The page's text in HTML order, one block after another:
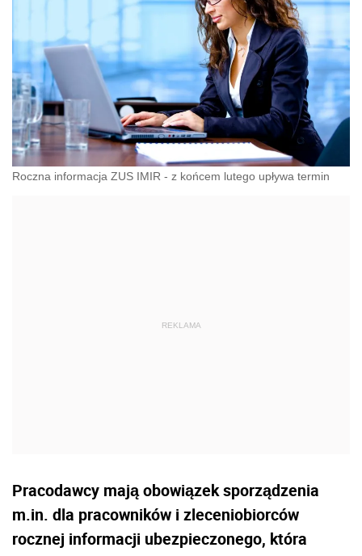
Roczna informacja ZUS IMIR - z końcem lutego upływa termin
Pracodawcy mają obowiązek sporządzenia
m.in. dla pracowników i zleceniobiorców
rocznej informacji ubezpieczonego, która